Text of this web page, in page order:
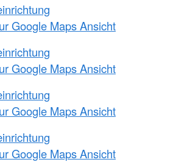
Google Maps Ansicht
Google Maps Ansicht
Google Maps Ansicht
Google Maps Ansicht